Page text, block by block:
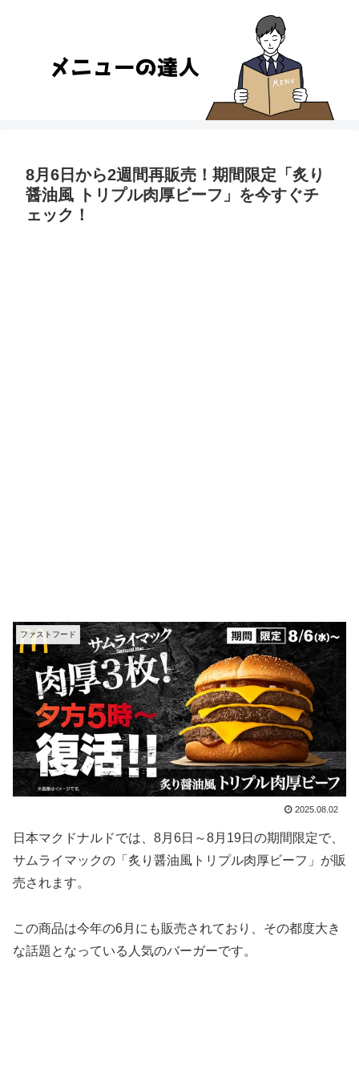
8月6日から2週間再販売！期間限定「炙り
醤油風 トリプル肉厚ビーフ」を今すぐチ
ェック！
ファストフード
2025.08.02
日本マクドナルドでは、8月6日～8月19日の期間限定で、
サムライマックの「炙り醤油風トリプル肉厚ビーフ」が販
売されます。
この商品は今年の6月にも販売されており、その都度大き
な話題となっている人気のバーガーです。